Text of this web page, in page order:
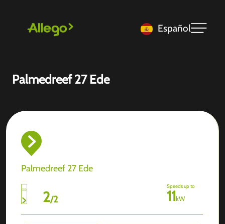
Español
Palmedreef 27 Ede
Palmedreef 27 Ede
2/2
Speeds up to
11kW